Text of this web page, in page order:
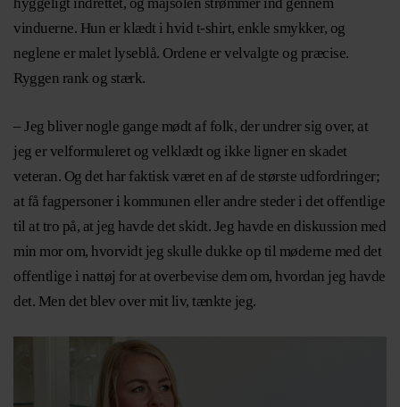
vinduerne. Hun er klædt i hvid t-shirt, enkle smykker, og
neglene er malet lyseblå. Ordene er velvalgte og præcise.
Ryggen rank og stærk.
– Jeg bliver nogle gange mødt af folk, der undrer sig over, at
jeg er velformuleret og velklædt og ikke ligner en skadet
veteran. Og det har faktisk været en af de største udfordringer;
at få fagpersoner i kommunen eller andre steder i det offentlige
til at tro på, at jeg havde det skidt. Jeg havde en diskussion med
min mor om, hvorvidt jeg skulle dukke op til møderne med det
offentlige i nattøj for at overbevise dem om, hvordan jeg havde
det. Men det blev over mit liv, tænkte jeg.